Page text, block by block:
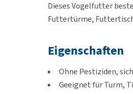
Dieses Vogelfutter
Futtertürme,
Eigenschaften
Ohne Pestiziden,
Geeignet für Turm,